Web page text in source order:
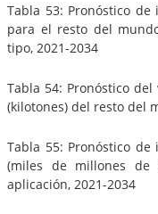
Tabla 53: Pronóstico
para el resto del
tipo, 2021-2034
Tabla 54: Pronóstico
(kilotones) del resto del
Tabla 55: Pronóstico
(miles de millones
aplicación, 2021-2034